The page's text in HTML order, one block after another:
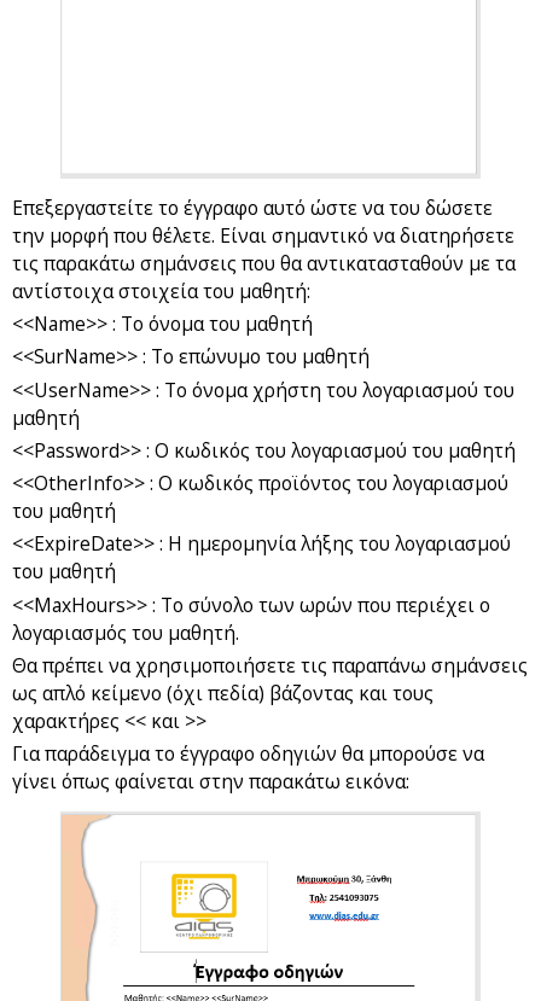
Επεξεργαστείτε το έγγραφο αυτό ώστε να του δώσετε
την μορφή που θέλετε. Είναι σημαντικό να διατηρήσετε
τις παρακάτω σημάνσεις που θα αντικατασταθούν με τα
αντίστοιχα στοιχεία του μαθητή:
<<Name>> : Το όνομα του μαθητή
<<SurName>> : Το επώνυμο του μαθητή
<<UserName>> : Το όνομα χρήστη του λογαριασμού του
μαθητή
<<Password>> : Ο κωδικός του λογαριασμού του μαθητή
<<OtherInfo>> : Ο κωδικός προϊόντος του λογαριασμού
του μαθητή
<<ExpireDate>> : Η ημερομηνία λήξης του λογαριασμού
του μαθητή
<<MaxHours>> : Το σύνολο των ωρών που περιέχει ο
λογαριασμός του μαθητή.
Θα πρέπει να χρησιμοποιήσετε τις παραπάνω σημάνσεις
ως απλό κείμενο (όχι πεδία) βάζοντας και τους
χαρακτήρες << και >>
Για παράδειγμα το έγγραφο οδηγιών θα μπορούσε να
γίνει όπως φαίνεται στην παρακάτω εικόνα: